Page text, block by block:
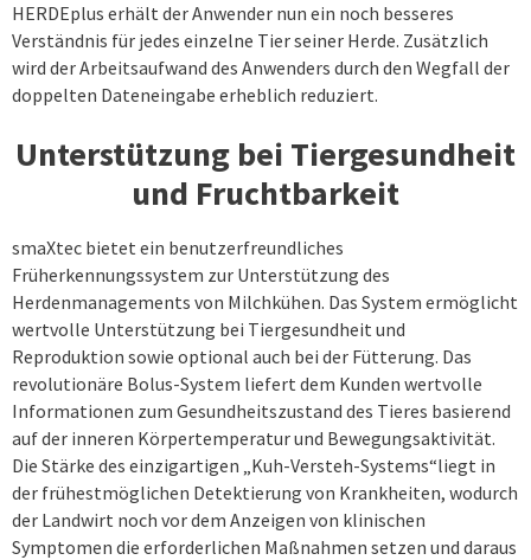
HERDEplus erhält der Anwender nun ein noch besseres
Verständnis für jedes einzelne Tier seiner Herde. Zusätzlich
wird der Arbeitsaufwand des Anwenders durch den Wegfall der
doppelten Dateneingabe erheblich reduziert.
Unterstützung bei Tiergesundheit
und Fruchtbarkeit
smaXtec bietet ein benutzerfreundliches
Früherkennungssystem zur Unterstützung des
Herdenmanagements von Milchkühen. Das System ermöglicht
wertvolle Unterstützung bei Tiergesundheit und
Reproduktion sowie optional auch bei der Fütterung. Das
revolutionäre Bolus-System liefert dem Kunden wertvolle
Informationen zum Gesundheitszustand des Tieres basierend
auf der inneren Körpertemperatur und Bewegungsaktivität.
Die Stärke des einzigartigen „Kuh-Versteh-Systems“liegt in
der frühestmöglichen Detektierung von Krankheiten, wodurch
der Landwirt noch vor dem Anzeigen von klinischen
Symptomen die erforderlichen Maßnahmen setzen und daraus